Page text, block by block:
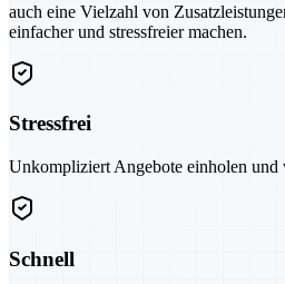
auch eine Vielzahl von
einfacher und stressfreier machen.
Stressfrei
Unkompliziert Angebote einholen und
Schnell